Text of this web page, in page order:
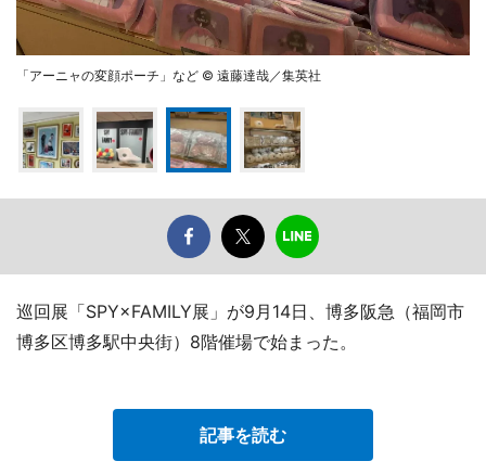
「アーニャの変顔ポーチ」など © 遠藤達哉／集英社
巡回展「SPY×FAMILY展」が9月14日、博多阪急（福岡市
博多区博多駅中央街）8階催場で始まった。
記事を読む